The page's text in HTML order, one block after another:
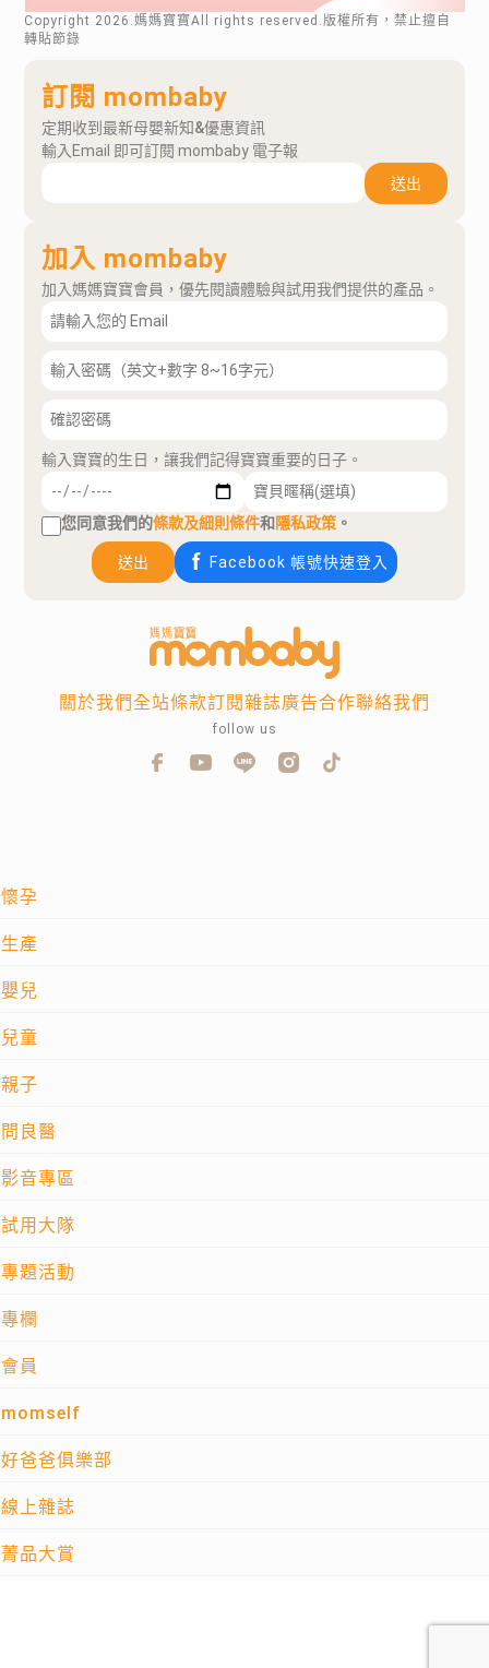
Copyright 2026 .媽媽寶寶All rights reserved.版權所有，禁止擅自
轉貼節錄
訂閱 mombaby
定期收到最新母嬰新知&優惠資訊
輸入Email 即可訂閱 mombaby 電子報
送出
加入 mombaby
加入媽媽寶寶會員，優先閱讀體驗與試用我們提供的產品。
輸入寶寶的生日，讓我們記得寶寶重要的日子。
您同意我們的條款及細則條件和隱私政策 。
送出 Facebook 帳號快速登入
懷孕
生產
嬰兒
兒童
親子
問良醫
影音專區
試用大隊
專題活動
專欄
會員
momself
好爸爸俱樂部
線上雜誌
菁品大賞
關於我們全站條款訂閱雜誌廣告合作聯絡我們
follow us